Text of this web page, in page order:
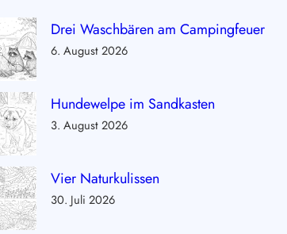
Drei Waschbären am Campingfeuer
6. August 2026
Hundewelpe im Sandkasten
3. August 2026
Vier Naturkulissen
30. Juli 2026